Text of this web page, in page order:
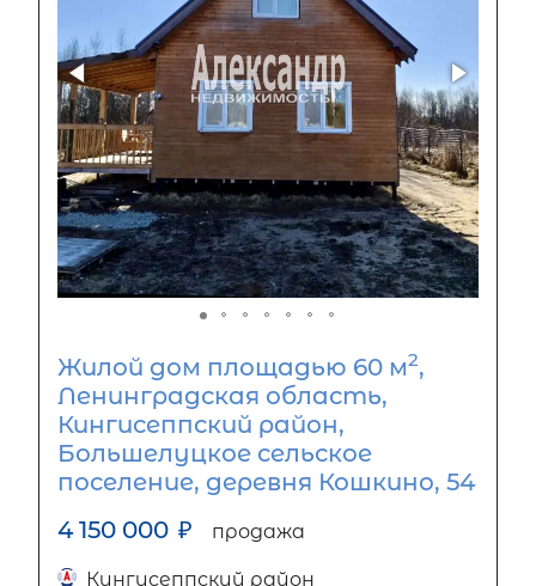
Жилой дом площадью 60 м2,
Ленинградская область,
Кингисеппский район,
Большелуцкое сельское
поселение, деревня Кошкино, 54
4 150 000 ₽ продажа
Кингисеппский район